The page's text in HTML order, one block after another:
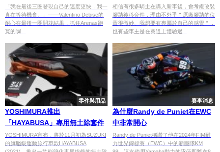
驚險奪Race 1本季第六勝！積分
榜躍升第2名
「我在最後三圈發現自己的速度更快，我一
直在等待機會。」——Valentino Debise的
耐心在最後一圈開花結果，抓住Arenas跑
寬的瞬...
相信有很多騎士在購入新車後，會考慮改裝
腳踏後移套件，理由不外乎＂原廠腳踏的位
置很微妙、我想要有專屬於自己的感覺＂，
也有些車主是在賽道上體驗過...
零件與用品
YOSHIMURA推出
「HAYABUSA」專用無土除套件
YOSHIMURA宣布，將於11月初為SUZUKI
的旗艦級運動旅行車款HAYABUSA
賽事消息
為什麼Randy de Puniet在EWC
中非常開心
Randy de Puniet稱讚了他在2024年FIM耐
力世界錦標賽（EWC）中的新團隊KM